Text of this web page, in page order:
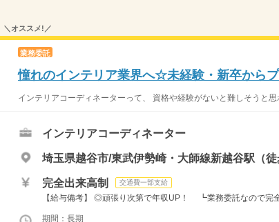
＼オススメ!／
業務委託
憧れのインテリア業界へ☆未経験・新卒から
インテリアコーディネーターって、 資格や経験がないと難しそうと
インテリアコーディネーター
埼玉県越谷市/東武伊勢崎・大師線新越谷駅（徒
完全出来高制 交通費一部支給
【給与備考】 ◎頑張り次第で年収UP！ ┗業務委託なので完
期間：長期